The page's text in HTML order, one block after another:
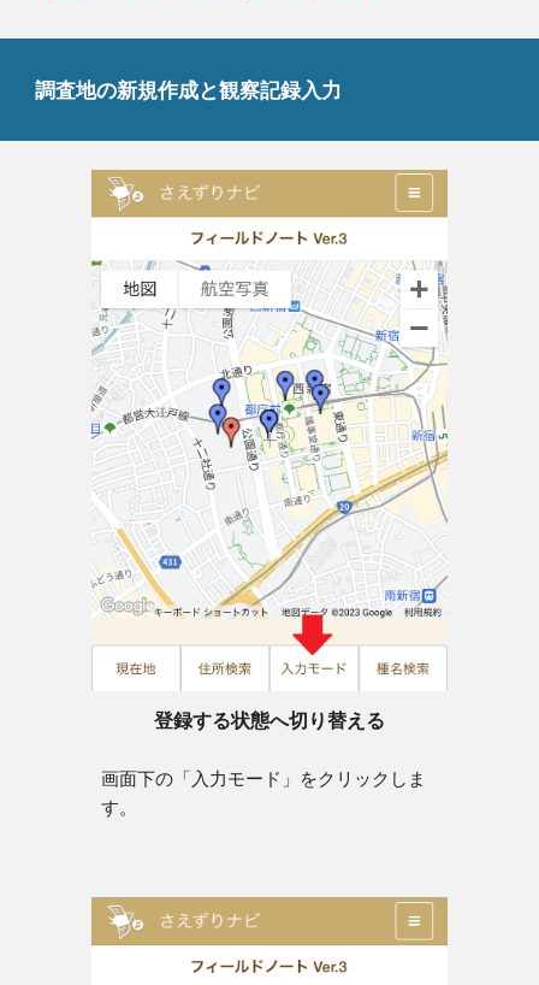
調査地の新規作成と観察記録入力
登録する状態へ切り替える
画面下の「入力モード」をクリックしま
す。